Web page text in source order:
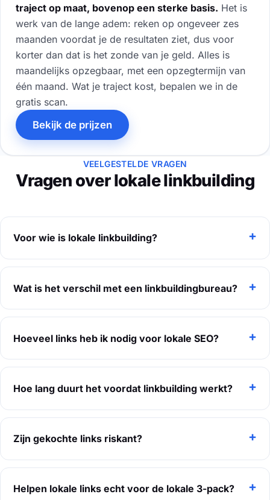
traject op maat, bovenop een sterke basis. Het is
werk van de lange adem: reken op ongeveer zes
maanden voordat je de resultaten ziet, dus voor
korter dan dat is het zonde van je geld. Alles is
maandelijks opzegbaar, met een opzegtermijn van
één maand. Wat je traject kost, bepalen we in de
gratis scan.
Bekijk de prijzen
VEELGESTELDE VRAGEN
Vragen over lokale linkbuilding
Voor wie is lokale linkbuilding?
Wat is het verschil met een linkbuildingbureau?
Hoeveel links heb ik nodig voor lokale SEO?
Hoe lang duurt het voordat linkbuilding werkt?
Zijn gekochte links riskant?
Helpen lokale links echt voor de lokale 3-pack?